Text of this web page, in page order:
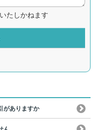
たしかねます
がありますか